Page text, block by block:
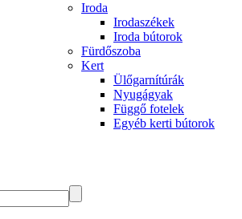
Iroda
Irodaszékek
Iroda bútorok
Fürdőszoba
Kert
Ülőgarnítúrák
Nyugágyak
Függő fotelek
Egyéb kerti bútorok